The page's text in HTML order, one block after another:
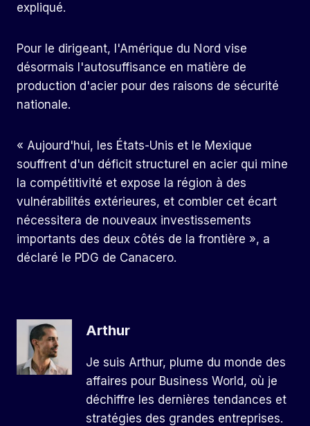
expliqué.
Pour le dirigeant, l'Amérique du Nord vise
désormais l'autosuffisance en matière de
production d'acier pour des raisons de sécurité
nationale.
« Aujourd'hui, les États-Unis et le Mexique
souffrent d'un déficit structurel en acier qui mine
la compétitivité et expose la région à des
vulnérabilités extérieures, et combler cet écart
nécessitera de nouveaux investissements
importants des deux côtés de la frontière », a
déclaré le PDG de Canacero.
Arthur
Je suis Arthur, plume du monde des
affaires pour Business World, où je
déchiffre les dernières tendances et
stratégies des grandes entreprises.